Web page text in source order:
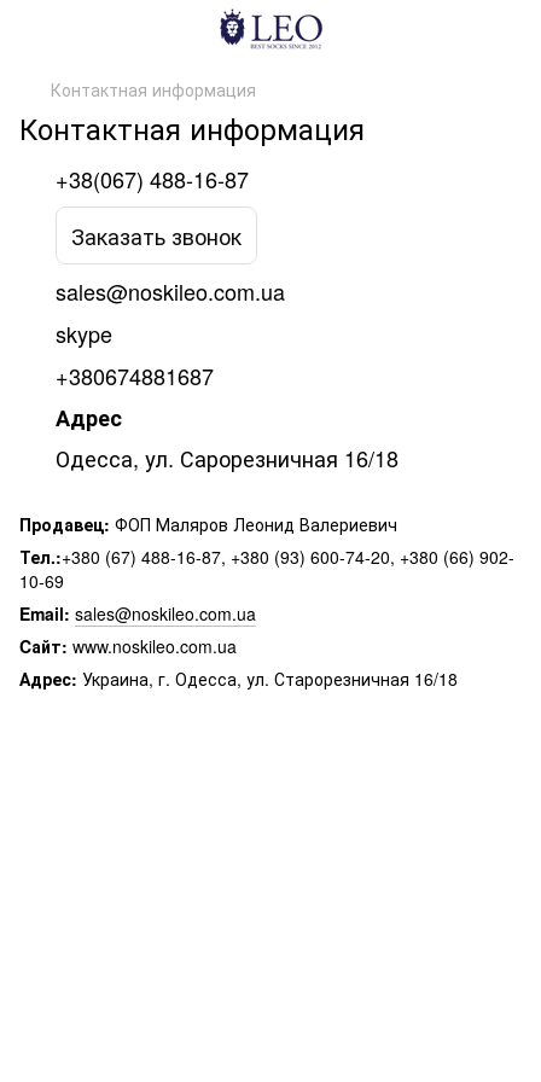
Контактная информация
Контактная информация
+38(067) 488-16-87
Заказать звонок
sales@noskileo.com.ua
skype
+380674881687
Адрес
Одесса, ул. Сарорезничная 16/18
Продавец: ФОП Маляров Леонид Валериевич
Тел.:+380 (67) 488-16-87, +380 (93) 600-74-20, +380 (66) 902-
10-69
Email: sales@noskileo.com.ua
Cайт: www.noskileo.com.ua
Адрес: Украина, г. Одесса, ул. Старорезничная 16/18